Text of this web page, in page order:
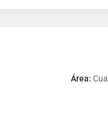
Área: